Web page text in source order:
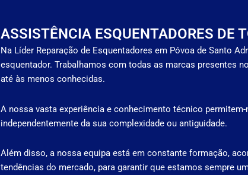
ASSISTÊNCIA ESQUENTADORES DE
Na Líder Reparação de Esquentadores em Póvoa de Santo
esquentador. Trabalhamos com todas as marcas presentes
até às menos conhecidas.
A nossa vasta experiência e conhecimento técnico
independentemente da sua complexidade ou antiguidade.
Além disso, a nossa equipa está em constante formação,
tendências do mercado, para garantir que estamos sempre